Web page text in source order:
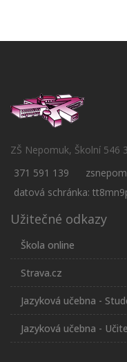
ZŠ Nepomuk, Školní 546
371 591 139
datová schránka:
Užitečné odkazy
Škola online
Strava.cz
Jazyková učebna -
Jazyková učebna -